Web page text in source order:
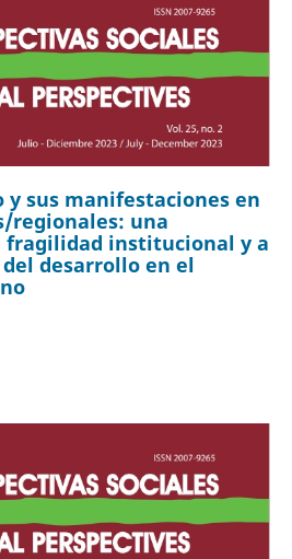
y sus manifestaciones en
regionales: una
fragilidad institucional y a
desarrollo en el